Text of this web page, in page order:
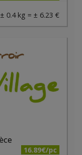
0.4 kg = ± 6.23 €
16.89€/pc